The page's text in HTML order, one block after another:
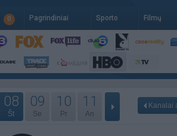
0 Pagrindiniai Sporto Filmų
08
Št
09
Se
10
Pr
11
An
Kanalai